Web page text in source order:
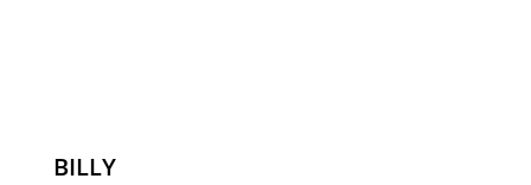
BILLY